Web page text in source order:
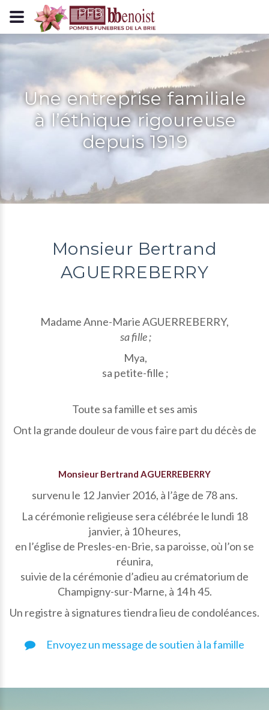
Panneau de gestion des cookies
Une entreprise familiale
à l’éthique rigoureuse
depuis 1919
Monsieur Bertrand
AGUERREBERRY
Madame Anne-Marie AGUERREBERRY,
sa fille ;
Mya,
sa petite-fille ;
Toute sa famille et ses amis
Ont la grande douleur de vous faire part du décès de
Monsieur Bertrand AGUERREBERRY
survenu le 12 Janvier 2016, à l’âge de 78 ans.
La cérémonie religieuse sera célébrée le lundi 18
janvier, à 10 heures,
en l’église de Presles-en-Brie, sa paroisse, où l’on se
réunira,
suivie de la cérémonie d’adieu au crématorium de
Champigny-sur-Marne, à 14 h 45.
Un registre à signatures tiendra lieu de condoléances.
Envoyez un message de soutien à la famille